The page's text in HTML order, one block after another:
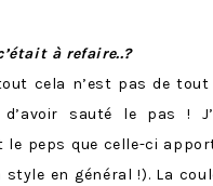
à refaire..?
cela n’est pas de
sauté le pas !
le peps que celle-ci
style en général !). La